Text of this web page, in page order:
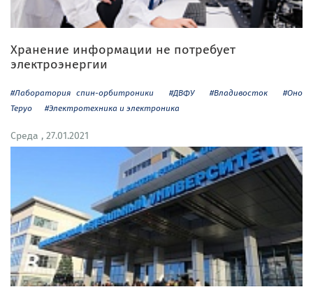
Хранение информации не потребует
электроэнергии
#Лаборатория спин-орбитроники #ДВФУ #Владивосток
#Оно
Теруо
#Электротехника и электроника
Среда , 27.01.2021